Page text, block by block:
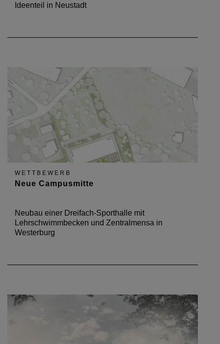
Ideenteil in Neustadt
WETTBEWERB
Neue Campusmitte
Neubau einer Dreifach-Sporthalle mit
Lehrschwimmbecken und Zentralmensa in
Westerburg